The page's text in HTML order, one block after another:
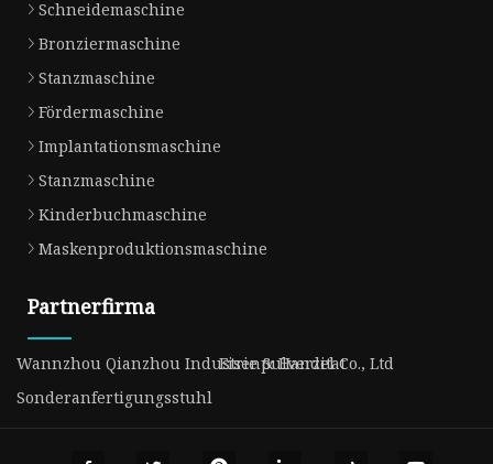
Schneidemaschine
Bronziermaschine
Stanzmaschine
Fördermaschine
Implantationsmaschine
Stanzmaschine
Kinderbuchmaschine
Maskenproduktionsmaschine
Partnerfirma
Wannzhou Qianzhou Industrie & Handel Co., Ltd
Eisenpulverzitat
Sonderanfertigungsstuhl